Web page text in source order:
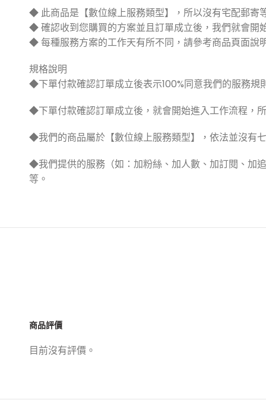
◆ 此商品是【數位線上服務類型】，所以沒有宅配郵寄
◆ 確認收到您購買的方案並且訂單成立後，我們就會開
◆ 每種服務方案的工作天有所不同，請參考商品頁面說
規格說明
◆下單付款確認訂單成立後表示100%同意我們的服務
◆下單付款確認訂單成立後，就會開始進入工作流程，
◆我們的商品屬於【數位線上服務類型】，依法並沒有
◆我們提供的服務（如：加粉絲、加人數、加訂閱、加
等。
商品評價
目前沒有評價。